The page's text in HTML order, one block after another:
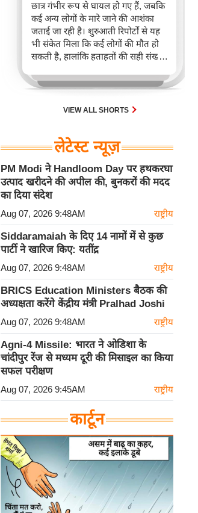
छात्र गंभीर रूप से घायल हो गए हैं, जबकि
कई अन्य लोगों के मारे जाने की आशंका
जताई जा रही है। शुरुआती रिपोर्टों से यह
भी संकेत मिला कि कई लोगों की मौत हो
सकती है, हालांकि हताहतों की सही संख्या
VIEW ALL SHORTS
लेटेस्ट न्यूज़
PM Modi ने Handloom Day पर हथकरघा
उत्पाद खरीदने की अपील की, बुनकरों की मदद
का दिया संदेश
Aug 07, 2026 9:48AM राष्ट्रीय
Siddaramaiah के दिए 14 नामों में से कुछ
पार्टी ने खारिज किए: यतींद्र
Aug 07, 2026 9:48AM राष्ट्रीय
BRICS Education Ministers बैठक की
अध्यक्षता करेंगे केंद्रीय मंत्री Pralhad Joshi
Aug 07, 2026 9:48AM राष्ट्रीय
Agni-4 Missile: भारत ने ओडिशा के
चांदीपुर रेंज से मध्यम दूरी की मिसाइल का किया
सफल परीक्षण
Aug 07, 2026 9:45AM राष्ट्रीय
कार्टून